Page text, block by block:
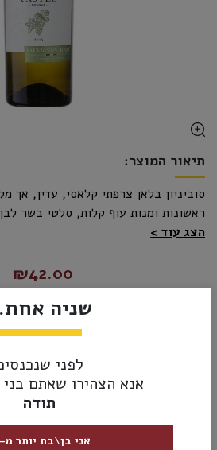
תיאור המוצר:
סוביניון בלאן צרפתי קלאסי, עדין, אך
ראשונות ומנות עוף קלות, סלטי בשר
לבראנץ' של סופ"ש.
הצג עוד
₪42.00
אזל מהמלאי
3211201046521
מדיניות החזרות
3 ב-99₪
שניה
לפני
אנא הצהירו שאתם בני
תודה
אני בן\בת יותר מ-18